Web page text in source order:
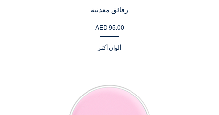
رقائق معدنية
AED 95.00
ألوان أكثر